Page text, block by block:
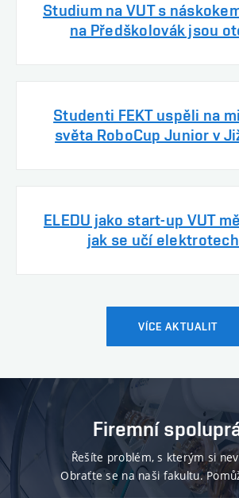
Studium na VUT s
na Předškolovák jsou
Studenti FEKT uspěli na
světa RoboCup Junior v
ELEDU jako start-up VUT
jak se učí
VÍCE AKTUALIT
Firemní
Řešíte problém, s kterým si
Obraťte se na naši fakultu.